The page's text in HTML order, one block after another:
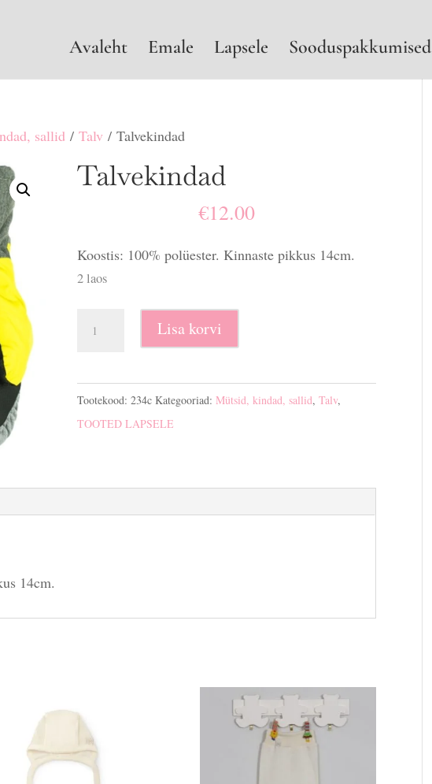
Avaleht Emale Lapsele Sooduspakkumised
sallid /Talv / Talvekindad
Talvekindad
€12.00
Koostis: 100% polüester. Kinnaste pikkus 14cm.
2 laos
Lisa korvi
Tootekood:234c Kategooriad:Mütsid, kindad, sallid,Talv,
TOOTED LAPSELE
14cm.